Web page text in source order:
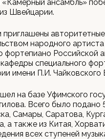
ансамбль»
Швейцарии.
народного
фортепиано Российской
специального
имени П.И.
на базе Уфимского
Всего было подано
Самары, Саратова,
а также из Китая,
всех ступеней